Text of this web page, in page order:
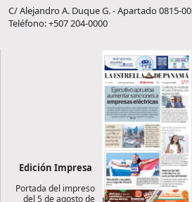
C/ Alejandro A. Duque G. - Apartado 0815-
Teléfono: +507 204-0000
Edición Impresa
Portada del impreso
del 5 de agosto de